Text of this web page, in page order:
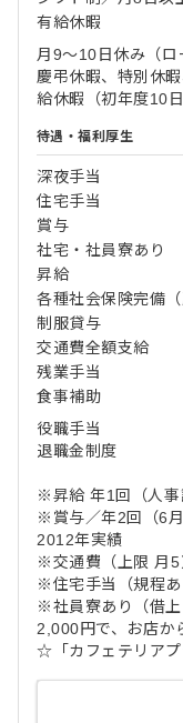
有給休暇
月9～10日休み（
慶弔休暇、特別休
給休暇（初年度10日
待遇・福利厚生
深夜手当
住宅手当
賞与
社宅・社員寮あり
昇給
各種社会保険完備
制服貸与
交通費全額支給
残業手当
食事補助
役職手当
退職金制度
※昇給 年1回（人事
※賞与／年2回（6
2012年実績
※交通費（上限 月5
※住宅手当（規程あ
※社員寮あり（借
2,000円で、お店か
☆「カフェテリア